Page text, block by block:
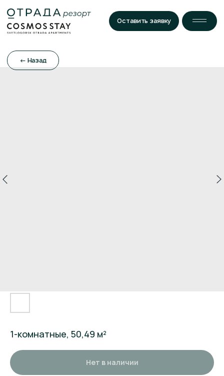
Оставить заявку
1-комнатные, 50,49 м²
Нет в наличии